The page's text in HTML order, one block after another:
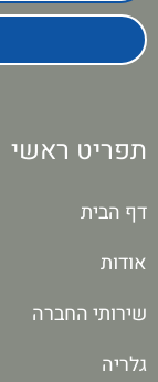
תפריט ראשי
דף הבית
אודות
שירותי החברה
גלריה